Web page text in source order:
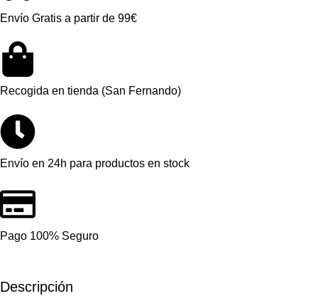
Envío Gratis a partir de 99€
Recogida en tienda (San Fernando)
Envío en 24h para productos en stock
Pago 100% Seguro
Descripción